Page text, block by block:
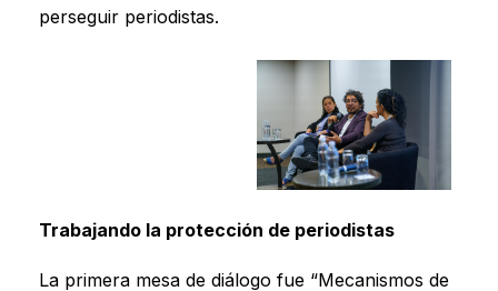
perseguir periodistas.
Trabajando la protección de periodistas
La primera mesa de diálogo fue “Mecanismos de